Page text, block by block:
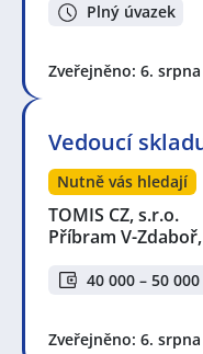
Plný úvazek
Zveřejněno: 6. srpna
Vedoucí
Nutně vás hledají
TOMIS CZ, s.r.o.
Příbram V-
40 000 – 50 000
Zveřejněno: 6. srpna